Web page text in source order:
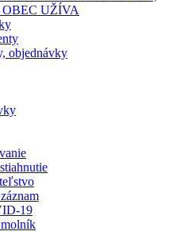
UŽÍVA
objednávky
19